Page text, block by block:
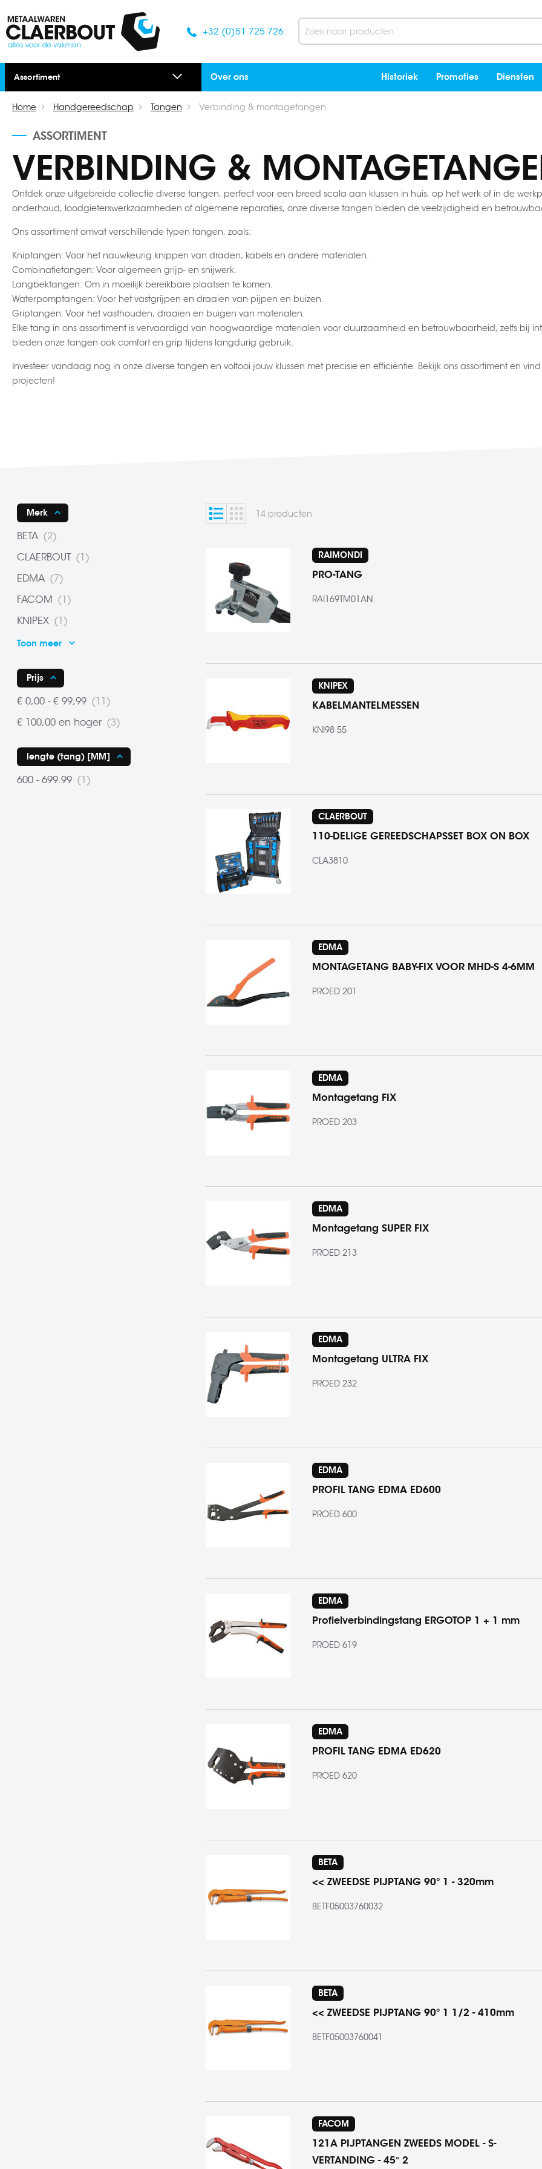
+32 (0)51 725 726
Search
Assortiment Over ons Historiek Promoties Diensten
Home Handgereedschap Tangen Verbinding & montagetangen
ASSORTIMENT
VERBINDING &
Ontdek onze uitgebreide collectie diverse tangen, perfect voor een breed scala aan klussen in huis, op het werk of in de
onderhoud, loodgieterswerkzaamheden of algemene reparaties, onze diverse tangen bieden de veelzijdigheid en
Ons assortiment omvat verschillende typen tangen, zoals:
Kniptangen: Voor het nauwkeurig knippen van draden, kabels en andere materialen.
Combinatietangen: Voor algemeen grijp- en snijwerk.
Langbektangen: Om in moeilijk bereikbare plaatsen te komen.
Waterpomptangen: Voor het vastgrijpen en draaien van pijpen en buizen.
Griptangen: Voor het vasthouden, draaien en buigen van materialen.
Elke tang in ons assortiment is vervaardigd van hoogwaardige materialen voor duurzaamheid en betrouwbaarheid, zelfs bij
bieden onze tangen ook comfort en grip tijdens langdurig gebruik.
Investeer vandaag nog in onze diverse tangen en voltooi jouw klussen met precisie en efficiëntie. Bekijk ons assortiment en
projecten!
Tonen
als
Lijst Foto-
tabel
14producten
RAIMONDI
PRO-TANG
RAI169TM01AN
KNIPEX
KABELMANTELMESSEN
KNI98 55
CLAERBOUT
110-DELIGE GEREEDSCHAPSSET BOX ON BOX
CLA3810
EDMA
MONTAGETANG BABY-FIX VOOR MHD-S 4-6MM
PROED 201
EDMA
Montagetang FIX
PROED 203
EDMA
Montagetang SUPER FIX
PROED 213
EDMA
Montagetang ULTRA FIX
PROED 232
EDMA
PROFIL TANG EDMA ED600
PROED 600
EDMA
Profielverbindingstang ERGOTOP 1 + 1 mm
PROED 619
EDMA
PROFIL TANG EDMA ED620
PROED 620
BETA
<< ZWEEDSE PIJPTANG 90º 1 - 320mm
BETF05003760032
BETA
<< ZWEEDSE PIJPTANG 90º 1 1/2 - 410mm
BETF05003760041
FACOM
121A PIJPTANGEN ZWEEDS MODEL - S-
VERTANDING - 45° 2
Merk
BETA 2product
CLAERBOUT
1product
EDMA
7product
FACOM
1product
KNIPEX
1product
Toon meer
Prijs
€ 0,00 - € 99,99 11product
€ 100,00 en hoger 3product
lengte (tang) [MM]
600 - 699.99 1product